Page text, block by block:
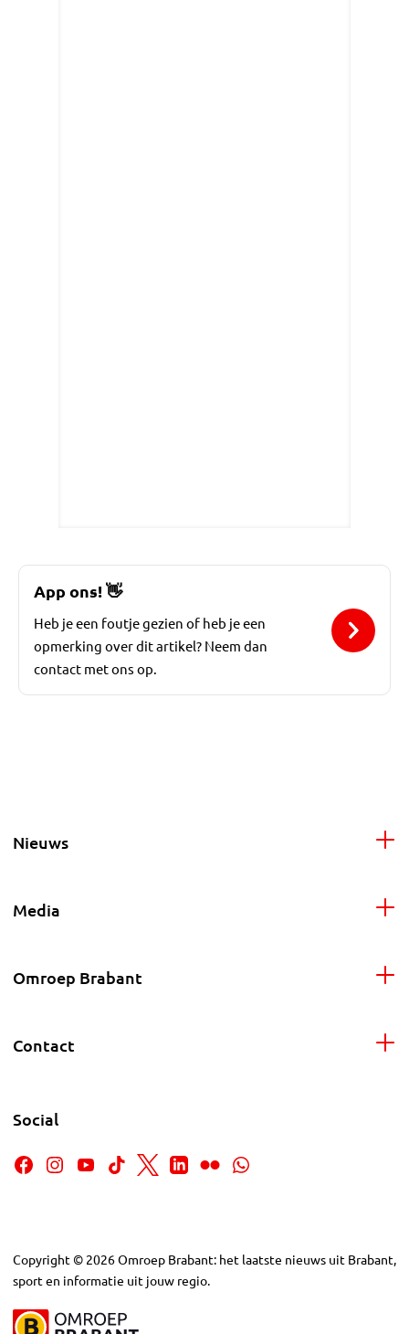
App ons!👋
Heb je een foutje gezien of heb je een
opmerking over dit artikel? Neem dan
contact met ons op.
Nieuws
Media
Omroep Brabant
Contact
Social
Copyright © 2026Omroep Brabant: het laatste nieuws uit Brabant,
sport en informatie uit jouw regio.